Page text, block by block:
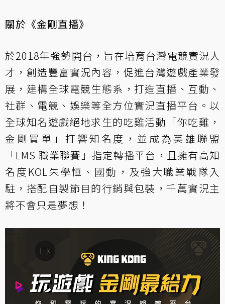
關於《金剛直播》
於2018年強勢開台，旨在培育台灣電競實況人
才，創造豐富實況內容，促進台灣遊戲產業發
展，建構全球電競生態系，打造直播、互動、
社群、電競、娛樂等全方位實況直播平台。以
全球知名遊戲絕地求生的吃雞活動「你吃雞，
金剛買單」打響知名度，並成為英雄聯盟
「LMS 職業聯賽」指定轉播平台，且擁有高知
名度KOL朱學恒、國動，及強大職業戰隊入
駐，搭配自製節目的行銷與包裝，千萬實況主
將不會只是夢想！